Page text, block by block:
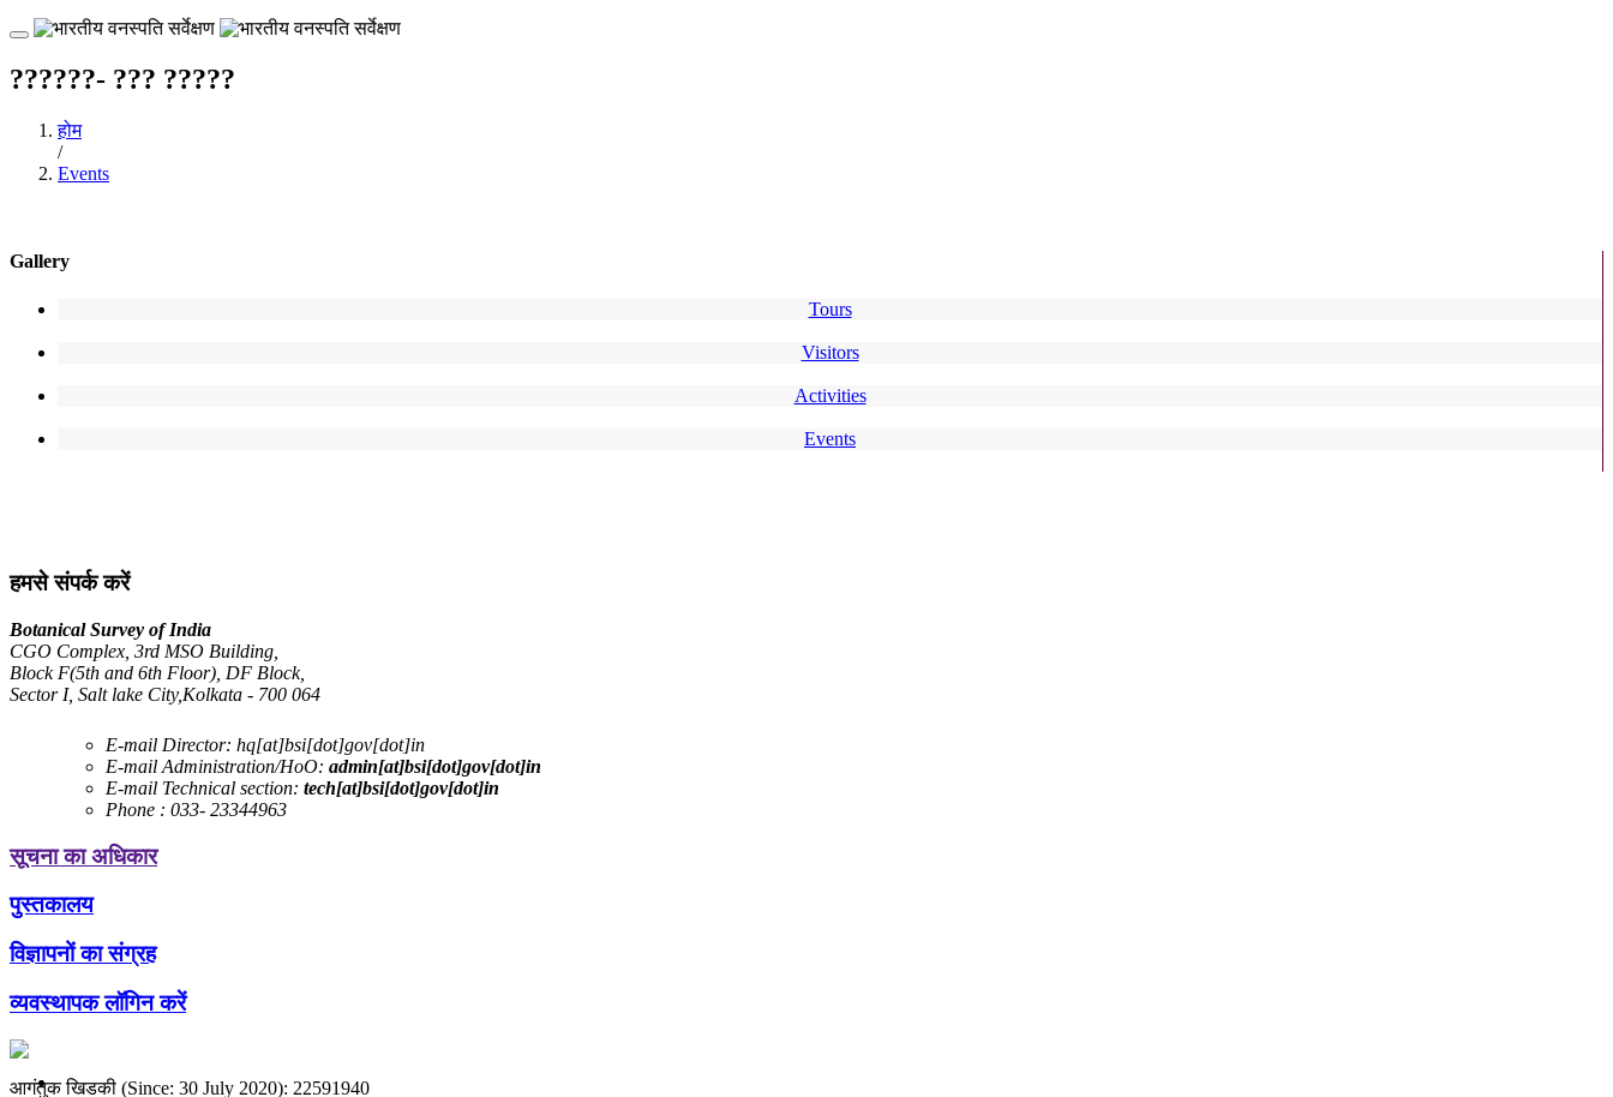
??????- ??? ?????
होम
/
Events
Gallery
Tours
Visitors
Activities
Events
हमसे संपर्क करें
Botanical Survey of India
CGO Complex, 3rd MSO Building,
Block F(5th and 6th Floor), DF Block,
Sector I, Salt lake City,Kolkata - 700 064
E-mail Director: hq[at]bsi[dot]gov[dot]in
E-mail Administration/HoO: admin[at]bsi[dot]gov[dot]in
E-mail Technical section: tech[at]bsi[dot]gov[dot]in
Phone : 033- 23344963
सूचना का अधिकार
पुस्तकालय
विज्ञापनों का संग्रह
व्यवस्थापक लॉगिन करें
आगंतुक खिडकी (Since: 30 July 2020): 22591940